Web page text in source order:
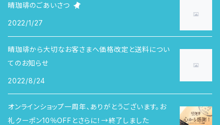
晴珈琲のごあいさつ
2022/1/27
晴珈琲から大切なお客さまへ価格改定と送料につい
てのお知らせ
2022/8/24
オンラインショップ一周年、ありがとうございます。お
礼クーポン10％OFFとさらに！→終了しました